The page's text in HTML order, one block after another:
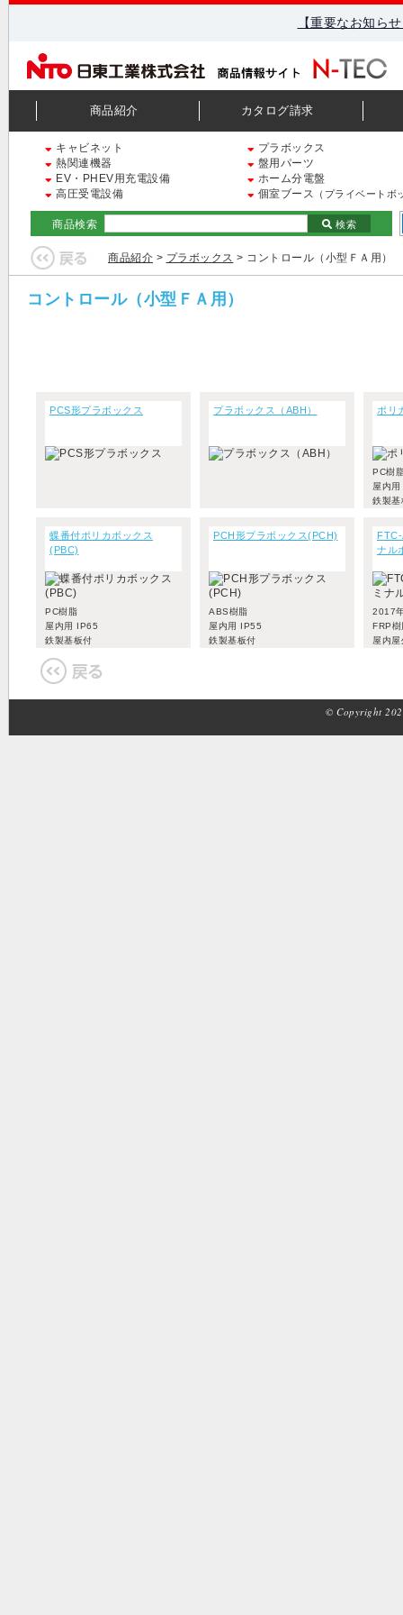
【重要なお知ら
商品紹介 カタログ請求
キャビネット
プラボックス
熱関連機器
盤用パーツ
EV・PHEV用充電設備
ホーム分電盤
高圧受電設備
個室ブース （プライベートボ
商品検索 検索
商品紹介 > プラボックス > コントロール（小型ＦＡ用）
コントロール（小型ＦＡ用）
PCS形プラボックス プラボックス（ABH） ポリ
PC樹
屋内
鉄製基
蝶番付ポリカボックス
(PBC)
PC樹脂
屋内用 IP65
鉄製基板付
PCH形プラボックス(PCH)
ABS樹脂
屋内用 IP55
鉄製基板付
ナル
2017
FRP樹
屋内
© Copyright